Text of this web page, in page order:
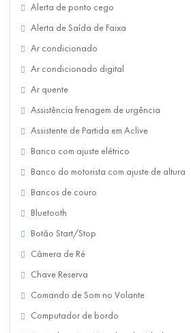
Alerta de ponto cego
Alerta de Saída de Faixa
Ar condicionado
Ar condicionado digital
Ar quente
Assistência frenagem de urgência
Assistente de Partida em Aclive
Banco com ajuste elétrico
Banco do motorista com ajuste de altura
Bancos de couro
Bluetooth
Botão Start/Stop
Câmera de Ré
Chave Reserva
Comando de Som no Volante
Computador de bordo